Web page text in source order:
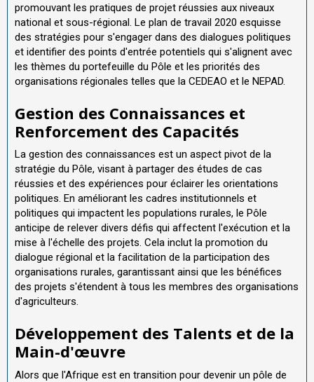
promouvant les pratiques de projet réussies aux niveaux
national et sous-régional. Le plan de travail 2020 esquisse
des stratégies pour s'engager dans des dialogues politiques
et identifier des points d'entrée potentiels qui s'alignent avec
les thèmes du portefeuille du Pôle et les priorités des
organisations régionales telles que la CEDEAO et le NEPAD.
Gestion des Connaissances et
Renforcement des Capacités
La gestion des connaissances est un aspect pivot de la
stratégie du Pôle, visant à partager des études de cas
réussies et des expériences pour éclairer les orientations
politiques. En améliorant les cadres institutionnels et
politiques qui impactent les populations rurales, le Pôle
anticipe de relever divers défis qui affectent l'exécution et la
mise à l'échelle des projets. Cela inclut la promotion du
dialogue régional et la facilitation de la participation des
organisations rurales, garantissant ainsi que les bénéfices
des projets s'étendent à tous les membres des organisations
d'agriculteurs.
Développement des Talents et de la
Main-d'œuvre
Alors que l'Afrique est en transition pour devenir un pôle de